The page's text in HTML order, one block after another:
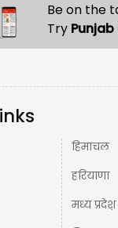
Be on the
Try
हिमाचल
हरियाणा
मध्य प्रदेश़